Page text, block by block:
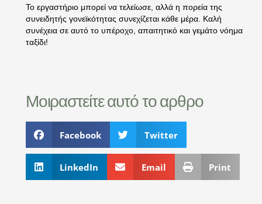
Το εργαστήριο μπορεί να τελείωσε, αλλά η πορεία της
συνειδητής γονεϊκότητας συνεχίζεται κάθε μέρα. Καλή
συνέχεια σε αυτό το υπέροχο, απαιτητικό και γεμάτο νόημα
ταξίδι!
Μοιραστείτε αυτό το αρθρο
Facebook Twitter
LinkedIn Email Print